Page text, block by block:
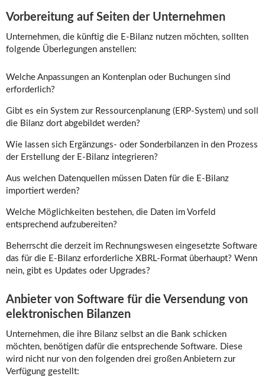
Vorbereitung auf Seiten der Unternehmen
Unternehmen, die künftig die E-Bilanz nutzen möchten, sollten
folgende Überlegungen anstellen:
Welche Anpassungen an Kontenplan oder Buchungen sind
erforderlich?
Gibt es ein System zur Ressourcenplanung (ERP-System) und soll
die Bilanz dort abgebildet werden?
Wie lassen sich Ergänzungs- oder Sonderbilanzen in den Prozess
der Erstellung der E-Bilanz integrieren?
Aus welchen Datenquellen müssen Daten für die E-Bilanz
importiert werden?
Welche Möglichkeiten bestehen, die Daten im Vorfeld
entsprechend aufzubereiten?
Beherrscht die derzeit im Rechnungswesen eingesetzte Software
das für die E-Bilanz erforderliche XBRL-Format überhaupt? Wenn
nein, gibt es Updates oder Upgrades?
Anbieter von Software für die Versendung von
elektronischen Bilanzen
Unternehmen, die ihre Bilanz selbst an die Bank schicken
möchten, benötigen dafür die entsprechende Software. Diese
wird nicht nur von den folgenden drei großen Anbietern zur
Verfügung gestellt: